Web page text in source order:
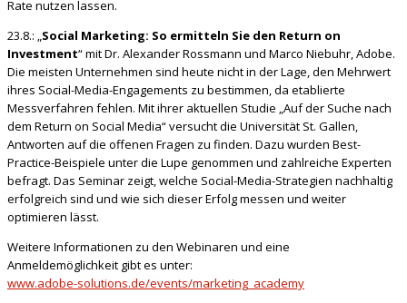
Rate nutzen lassen.
23.8.: „ Social Marketing: So ermitteln Sie den Return on
Investment“ mit Dr. Alexander Rossmann und Marco Niebuhr, Adobe.
Die meisten Unternehmen sind heute nicht in der Lage, den Mehrwert
ihres Social-Media-Engagements zu bestimmen, da etablierte
Messverfahren fehlen. Mit ihrer aktuellen Studie „Auf der Suche nach
dem Return on Social Media“ versucht die Universität St. Gallen,
Antworten auf die offenen Fragen zu finden. Dazu wurden Best-
Practice-Beispiele unter die Lupe genommen und zahlreiche Experten
befragt. Das Seminar zeigt, welche Social-Media-Strategien nachhaltig
erfolgreich sind und wie sich dieser Erfolg messen und weiter
optimieren lässt.
Weitere Informationen zu den Webinaren und eine
Anmeldemöglichkeit gibt es unter:
www.adobe-solutions.de/events/marketing_academy